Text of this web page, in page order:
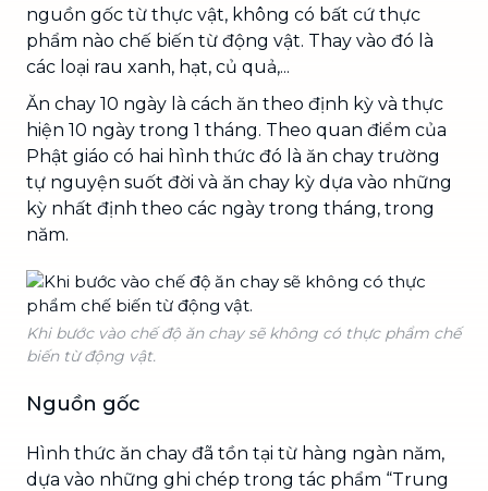
nguồn gốc từ thực vật, không có bất cứ thực
phẩm nào chế biến từ động vật. Thay vào đó là
các loại rau xanh, hạt, củ quả,...
Ăn chay 10 ngày là cách ăn theo định kỳ và thực
hiện 10 ngày trong 1 tháng. Theo quan điểm của
Phật giáo có hai hình thức đó là ăn chay trường
tự nguyện suốt đời và ăn chay kỳ dựa vào những
kỳ nhất định theo các ngày trong tháng, trong
năm.
Khi bước vào chế độ ăn chay sẽ không có thực phẩm chế
biến từ động vật.
Nguồn gốc
Hình thức ăn chay đã tồn tại từ hàng ngàn năm,
dựa vào những ghi chép trong tác phẩm “Trung